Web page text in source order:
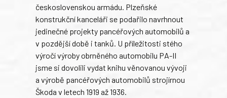
československou armádu. Plzeňské
konstrukční kanceláři se podařilo navrhnout
jedinečné projekty pancéřových automobilů a
v pozdější době i tanků. U příležitosti stého
výročí výroby obrněného automobilu PA-II
jsme si dovolili vydat knihu věnovanou vývoji
a výrobě pancéřových automobilů strojírnou
Škoda v letech 1919 až 1936.